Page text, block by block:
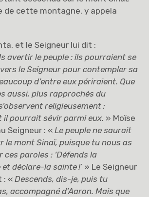
de cette montagne, y appela
et le Seigneur lui dit :
avertir le peuple : ils pourraient se
le Seigneur pour contempler sa
d’entre eux périraient. Que
aussi, plus rapprochés du
religieusement;
il pourrait sévir parmi eux. » Moïse
Seigneur : «Le peuple ne saurait
le mont Sinaï, puisque tu nous as
ces paroles : ‘Défends la
et déclare-la sainte!’ » Le Seigneur
: «Descends, dis-je, puis tu
accompagné d’Aaron. Mais que